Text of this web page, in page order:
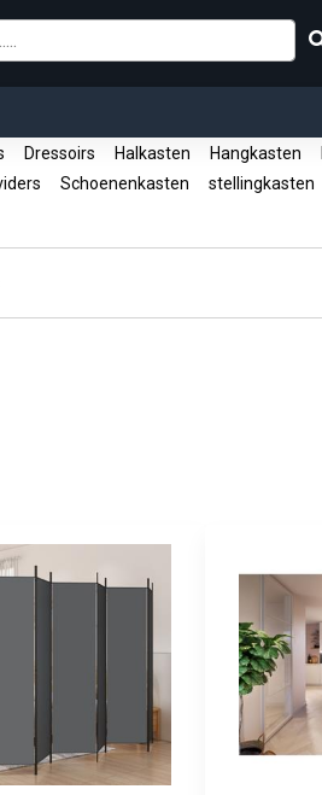
Dressoirs Halkasten Hangkasten
Schoenenkasten stellingkasten